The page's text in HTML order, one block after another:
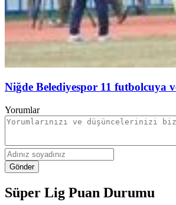
Niğde Belediyespor 11 futbolcuya
Yorumlar
Gönder
Süper Lig Puan Durumu